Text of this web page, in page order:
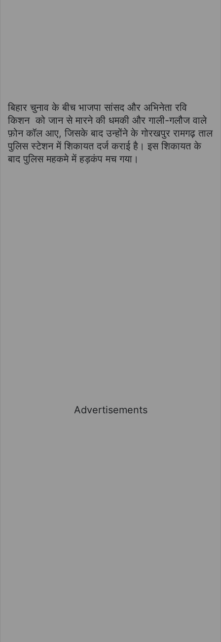
बिहार चुनाव के बीच भाजपा सांसद और अभिनेता रवि
किशन को जान से मारने की धमकी और गाली-गलौज वाले
फ़ोन कॉल आए, जिसके बाद उन्होंने के गोरखपुर रामगढ़ ताल
पुलिस स्टेशन में शिकायत दर्ज कराई है। इस शिकायत के
बाद पुलिस महकमे में हड़कंप मच गया।
Advertisements